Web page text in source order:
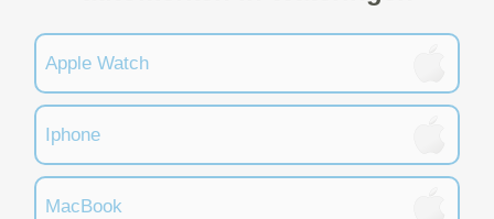
Apple Watch
Iphone
MacBook